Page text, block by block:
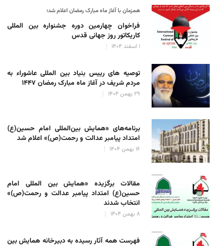
همزمان با آغاز ماه مبارک رمضان اعلام شد؛
فراخوان چهارمین دوره جشنواره بین المللی
کاریکاتور روز جهانی قدس
۱ اسفند ۱۴۰۴
توصیه های رییس بنیاد بین المللی عاشوراء به
مردم شریف در آغاز ماه مبارک رمضان ۱۴۴۷
۲۹ بهمن ۱۴۰۴
برنامه‌های «همایش بین‌المللی امام حسین(ع)
امتداد پیامبر عدالت و رحمت(ص)» اعلام شد
۱۶ بهمن ۱۴۰۴
مقالات برگزیده «همایش بین المللی امام
حسین(ع) امتداد پیامبر عدالت و رحمت(ص)»
انتخاب شدند
۸ بهمن ۱۴۰۴
فهرست همه آثار رسیده به دبیرخانه همایش بین